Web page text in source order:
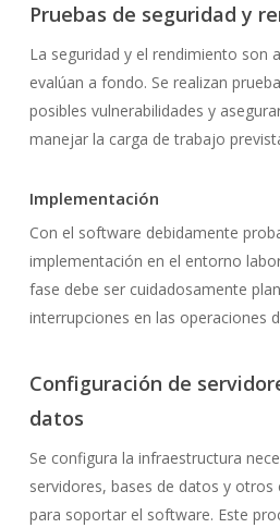
Pruebas de seguridad y
La seguridad y el rendimiento son
evalúan a fondo. Se realizan
posibles vulnerabilidades y
manejar la carga de trabajo
Implementación
Con el software debidamente
implementación en el entorno
fase debe ser cuidadosamente
interrupciones en las operaciones
Configuración de
datos
Se configura la infraestructura
servidores, bases de datos y
para soportar el software. Este